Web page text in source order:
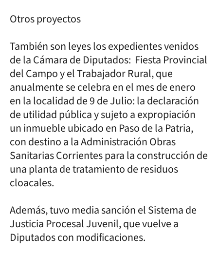
Otros proyectos
También son leyes los expedientes venidos
de la Cámara de Diputados: Fiesta Provincial
del Campo y el Trabajador Rural, que
anualmente se celebra en el mes de enero
en la localidad de 9 de Julio: la declaración
de utilidad pública y sujeto a expropiación
un inmueble ubicado en Paso de la Patria,
con destino a la Administración Obras
Sanitarias Corrientes para la construcción de
una planta de tratamiento de residuos
cloacales.
Además, tuvo media sanción el Sistema de
Justicia Procesal Juvenil, que vuelve a
Diputados con modificaciones.